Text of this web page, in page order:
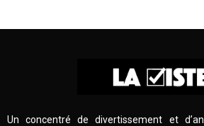
Un concentré de divertissement et